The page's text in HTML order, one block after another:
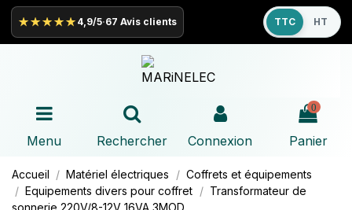
★★★★★ 4,9/5·67 Avis clients TTC HT
Menu Rechercher Connexion
0
Panier
Accueil Matériel électriques
Coffrets et équipements
Equipements divers pour coffret
Transformateur de
sonnerie 220V/8-12V 16VA 3MOD.